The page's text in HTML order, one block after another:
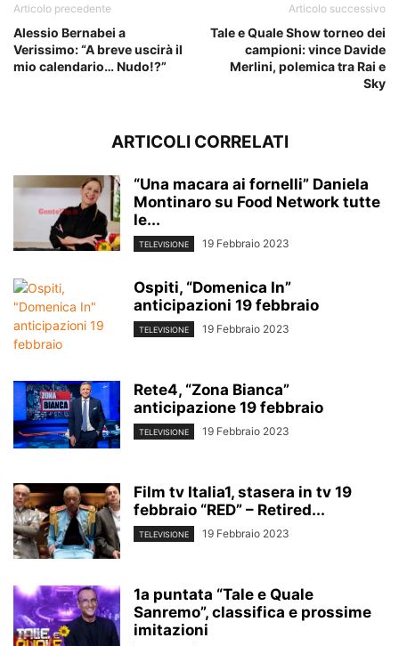
Articolo precedente
Alessio Bernabei a
Verissimo: “A breve uscirà il
mio calendario… Nudo!?”
Articolo successivo
Tale e Quale Show torneo dei
campioni: vince Davide
Merlini, polemica tra Rai e
Sky
ARTICOLI CORRELATI
“Una macara ai fornelli” Daniela
Montinaro su Food Network tutte
le...
TELEVISIONE 19 Febbraio 2023
Ospiti, “Domenica In”
anticipazioni 19 febbraio
TELEVISIONE 19 Febbraio 2023
Rete4, “Zona Bianca”
anticipazione 19 febbraio
TELEVISIONE 19 Febbraio 2023
Film tv Italia1, stasera in tv 19
febbraio “RED” – Retired...
TELEVISIONE 19 Febbraio 2023
1a puntata “Tale e Quale
Sanremo”, classifica e prossime
imitazioni